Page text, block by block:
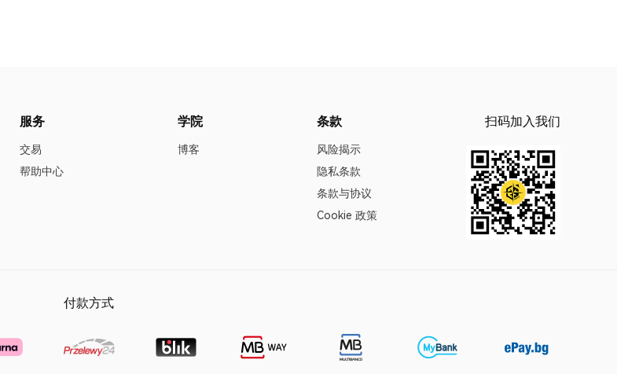
服务
交易
帮助中心
学院
博客
条款
风险揭示
隐私条款
条款与协议
Cookie 政策
扫码加入我们
付款方式